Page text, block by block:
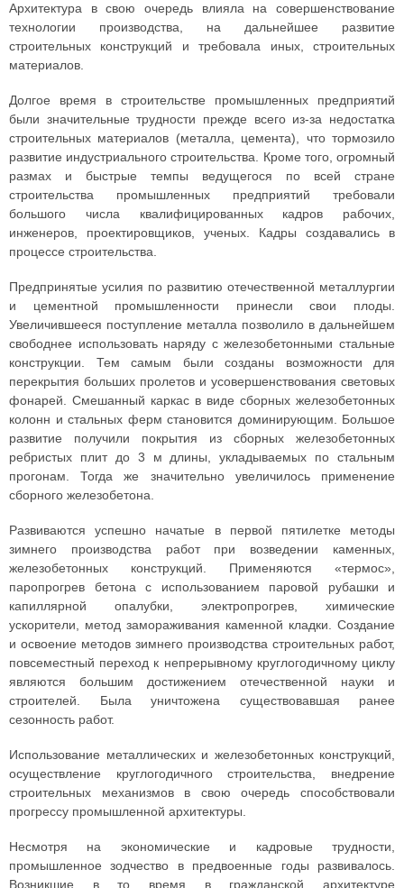
Архитектура в свою очередь влияла на совершенствование
технологии производства, на дальнейшее развитие
строительных конструкций и требовала иных, строительных
материалов.
Долгое время в строительстве промышленных предприятий
были значительные трудности прежде всего из-за недостатка
строительных материалов (металла, цемента), что тормозило
развитие индустриального строительства. Кроме того, огромный
размах и быстрые темпы ведущегося по всей стране
строительства промышленных предприятий требовали
большого числа квалифицированных кадров рабочих,
инженеров, проектировщиков, ученых. Кадры создавались в
процессе строительства.
Предпринятые усилия по развитию отечественной металлургии
и цементной промышленности принесли свои плоды.
Увеличившееся поступление металла позволило в дальнейшем
свободнее использовать наряду с железобетонными стальные
конструкции. Тем самым были созданы возможности для
перекрытия больших пролетов и усовершенствования световых
фонарей. Смешанный каркас в виде сборных железобетонных
колонн и стальных ферм становится доминирующим. Большое
развитие получили покрытия из сборных железобетонных
ребристых плит до 3 м длины, укладываемых по стальным
прогонам. Тогда же значительно увеличилось применение
сборного железобетона.
Развиваются успешно начатые в первой пятилетке методы
зимнего производства работ при возведении каменных,
железобетонных конструкций. Применяются «термос»,
паропрогрев бетона с использованием паровой рубашки и
капиллярной опалубки, электропрогрев, химические
ускорители, метод замораживания каменной кладки. Создание
и освоение методов зимнего производства строительных работ,
повсеместный переход к непрерывному круглогодичному циклу
являются большим достижением отечественной науки и
строителей. Была уничтожена существовавшая ранее
сезонность работ.
Использование металлических и железобетонных конструкций,
осуществление круглогодичного строительства, внедрение
строительных механизмов в свою очередь способствовали
прогрессу промышленной архитектуры.
Несмотря на экономические и кадровые трудности,
промышленное зодчество в предвоенные годы развивалось.
Возникшие в то время в гражданской архитектуре